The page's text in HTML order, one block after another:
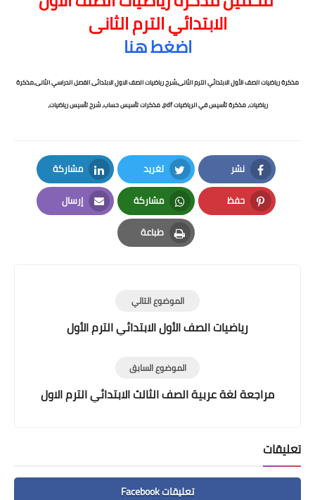
الابتدائي الترم الثانى
اضغط هنا
مذكرة رياضيات الصف الأول الابتدائي الترم الثانى,شرح رياضيات الصف الاول الابتدائى الفصل الدراسي الثانى,مذكرة
رياضيات، مذكرة تأسيس في الرياضيات pdf، مذكرات تأسيس حساب، شرح تأسيس رياضيات،
نشر
Facebook
تغريد
Twitter
مشاركة
LinkedIn
حفظ
Pinterest
مشاركة
Whatsapp
إرسال
Email
طباعة
Print
الموضوع التالي
رياضيات الصف الأول الابتدائي الترم الأول
الموضوع السابق
مراجعة لغة عربية الصف الثالث الابتدائي الترم الاول
تعليقات
تعليقات Facebook